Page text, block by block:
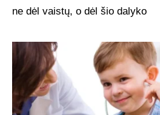
ne dėl vaistų, o dėl šio dalyko